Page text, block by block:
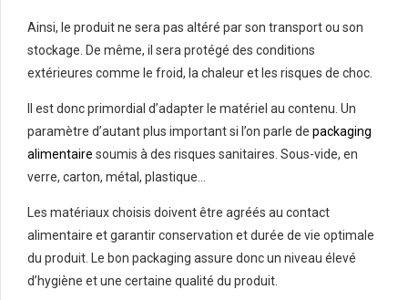
Ainsi, le produit ne sera pas altéré par son transport ou son
stockage. De même, il sera protégé des conditions
extérieures comme le froid, la chaleur et les risques de choc.
Il est donc primordial d’adapter le matériel au contenu. Un
paramètre d’autant plus important si l’on parle de packaging
alimentaire soumis à des risques sanitaires. Sous-vide, en
verre, carton, métal, plastique…
Les matériaux choisis doivent être agréés au contact
alimentaire et garantir conservation et durée de vie optimale
du produit. Le bon packaging assure donc un niveau élevé
d’hygiène et une certaine qualité du produit.